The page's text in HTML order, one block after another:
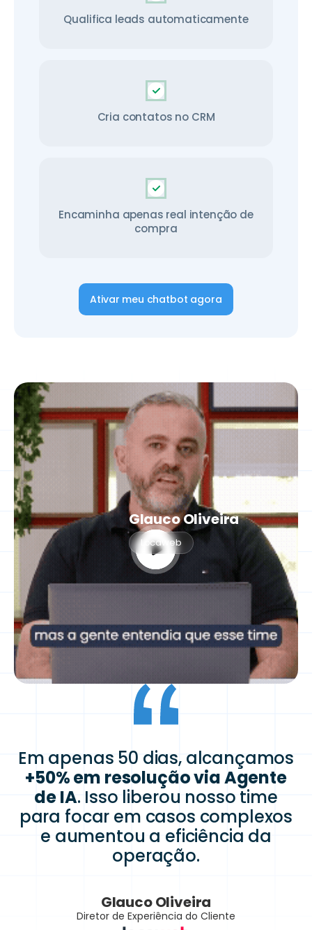
Qualifica leads automaticamente
Cria contatos no CRM
Encaminha apenas real intenção de
compra
Ativar meu chatbot agora
Glauco Oliveira
Locaweb
Em apenas 50 dias, alcançamos
+50% em resolução via Agente
de IA. Isso liberou nosso time
para focar em casos complexos
e aumentou a eficiência da
operação.
Glauco Oliveira
Diretor de Experiência do Cliente